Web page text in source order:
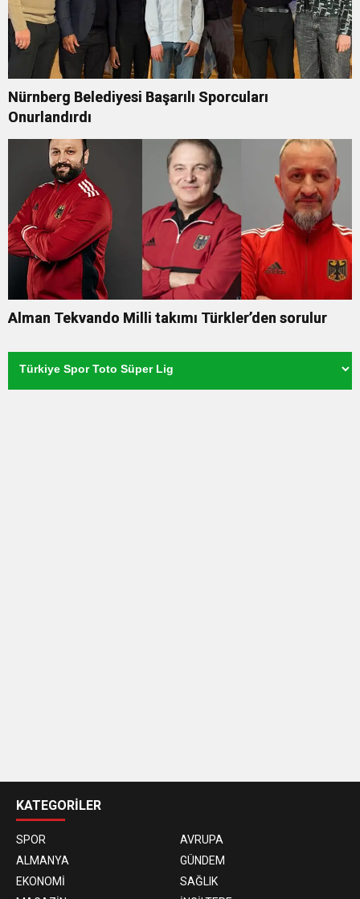
Nürnberg Belediyesi Başarılı Sporcuları
Onurlandırdı
Alman Tekvando Milli takımı Türkler’den sorulur
siteleri
KATEGORİLER
SPOR
AVRUPA
ALMANYA
GÜNDEM
EKONOMİ
SAĞLIK